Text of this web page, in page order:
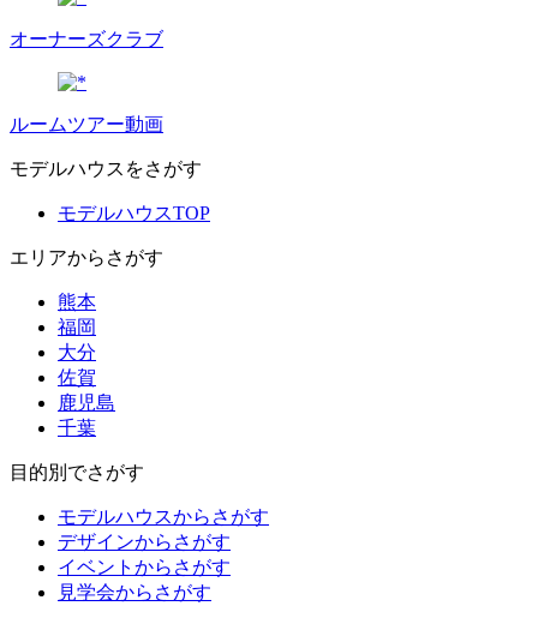
オーナーズクラブ
ルームツアー動画
モデルハウスをさがす
モデルハウスTOP
エリアからさがす
熊本
福岡
大分
佐賀
鹿児島
千葉
目的別でさがす
モデルハウスからさがす
デザインからさがす
イベントからさがす
見学会からさがす